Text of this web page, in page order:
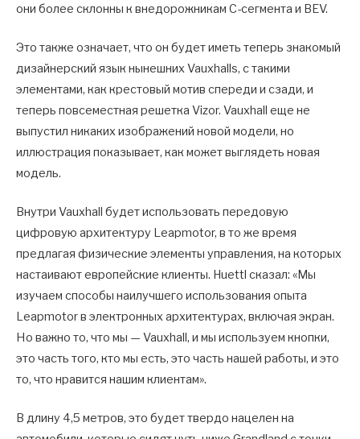
они более склонны к внедорожникам C-сегмента и BEV.
Это также означает, что он будет иметь теперь знакомый
дизайнерский язык нынешних Vauxhalls, с такими
элементами, как крестовый мотив спереди и сзади, и
теперь повсеместная решетка Vizor. Vauxhall еще не
выпустил никаких изображений новой модели, но
иллюстрация показывает, как может выглядеть новая
модель.
Внутри Vauxhall будет использовать передовую
цифровую архитектуру Leapmotor, в то же время
предлагая физические элементы управления, на которых
настаивают европейские клиенты. Huettl сказал: «Мы
изучаем способы наилучшего использования опыта
Leapmotor в электронных архитектурах, включая экран.
Но важно то, что мы — Vauxhall, и мы используем кнопки,
это часть того, кто мы есть, это часть нашей работы, и это
то, что нравится нашим клиентам».
В длину 4,5 метров, это будет твердо нацелен на